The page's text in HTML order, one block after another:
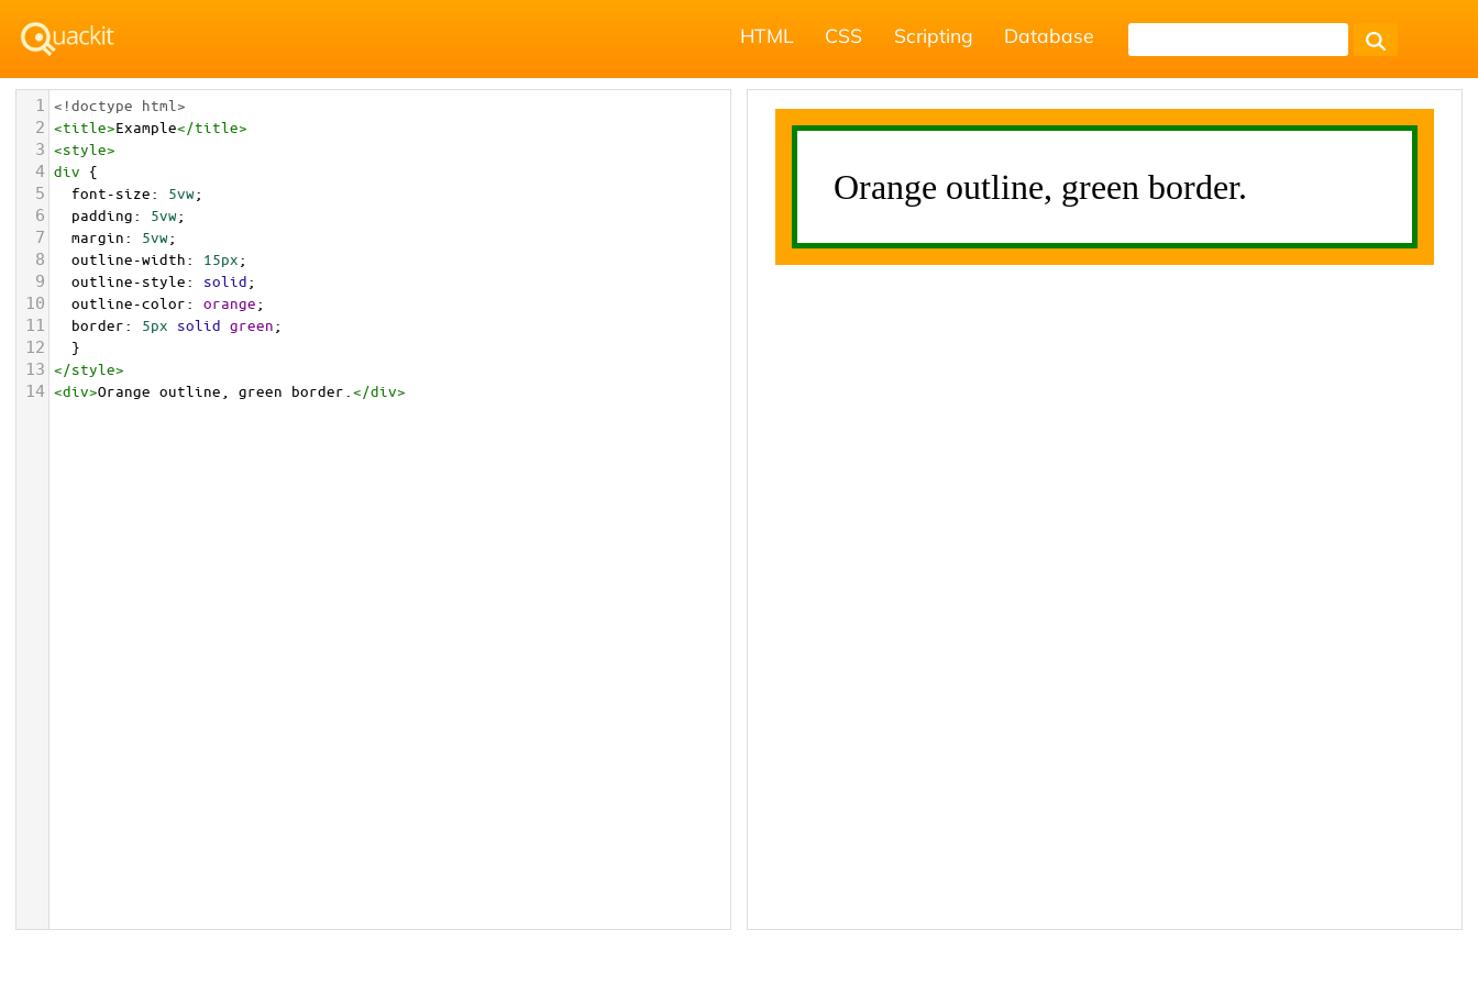
HTML CSS Scripting Database
1 <!doctype html>
2 <title>Example</title>
3 <style>
4 div {
5 font-size: 5vw;
6 padding: 5vw;
7 margin: 5vw;
8 outline-width: 15px;
9 outline-style: solid;
10 outline-color: orange;
11 border: 5px solid green;
12
  }
13 </style>
14 <div>Orange outline, green border. </div>